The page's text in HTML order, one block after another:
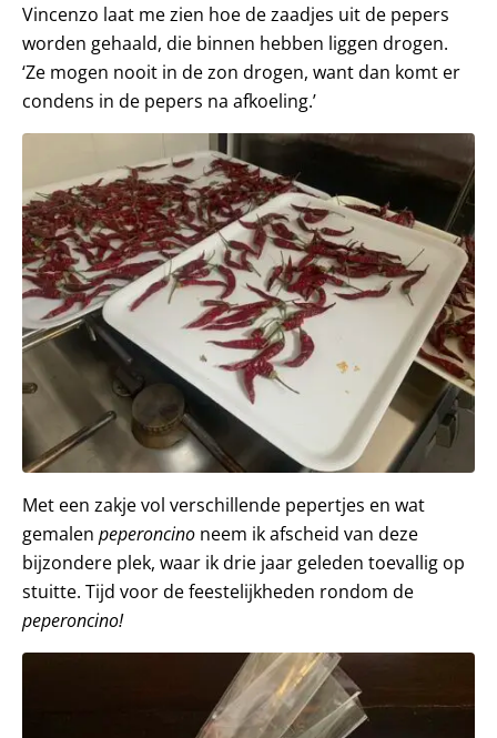
Vincenzo laat me zien hoe de zaadjes uit de pepers
worden gehaald, die binnen hebben liggen drogen.
‘Ze mogen nooit in de zon drogen, want dan komt er
condens in de pepers na afkoeling.’
Met een zakje vol verschillende pepertjes en wat
gemalen peperoncino neem ik afscheid van deze
bijzondere plek, waar ik drie jaar geleden toevallig op
stuitte. Tijd voor de feestelijkheden rondom de
peperoncino!